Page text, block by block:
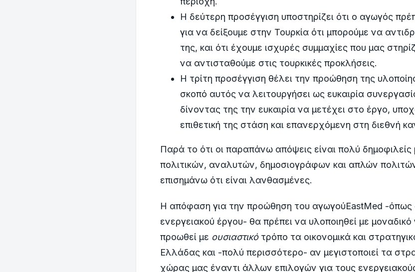
Η δεύτερη προσέγγιση υποστηρίζει ότι ο αγωγός
για να δείξουμε στην Τουρκία ότι μπορούμε να
της, και ότι έχουμε ισχυρές συμμαχίες που μας
να αντισταθούμε στις τουρκικές προκλήσεις.
Η τρίτη προσέγγιση θέλει την προώθηση της
σκοπό αυτός να λειτουργήσει ως ευκαιρία
δίνοντας της την ευκαιρία να μετέχει στο έργο,
επιθετική της στάση και επανερχόμενη στη διεθνή
Παρά το ότι οι παραπάνω απόψεις είναι πολύ
πολιτικών, αναλυτών, δημοσιογράφων και απλών
επισημάνω ότι είναι λανθασμένες.
Η απόφαση για την προώθηση του αγωγούEastMed -όπως
ενεργειακού έργου- θα πρέπει να υλοποιηθεί με
προωθεί με ουσιαστικότρόπο τα οικονομικά και
Ελλάδας και -πολύ περισσότερο- αν μεγιστοποιεί τα
χώρας μας έναντι άλλων επιλογών για τους